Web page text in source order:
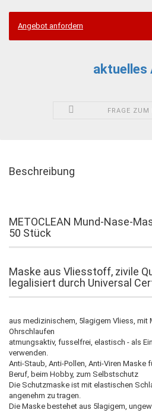
Angebot anfordern
aktuelles
FRAGE ZUM
Beschreibung
METOCLEAN Mund-Nase-
50 Stück
Maske aus Vliesstoff, zivile
legalisiert durch Universal
aus medizinischem, 5lagigem Vliess, mit
Ohrschlaufen
atmungsaktiv, fusselfrei, elastisch - als
verwenden.
Anti-Staub, Anti-Pollen, Anti-Viren Maske
Beruf, beim Hobby, zum Selbstschutz
Die Schutzmaske ist mit elastischen
angenehm zu tragen.
Die Maske bestehet aus 5lagigem,